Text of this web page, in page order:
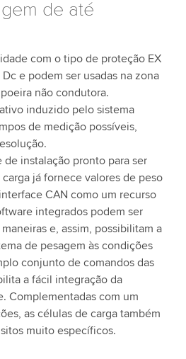
de até
com o tipo de proteção EX
Dc e podem ser usadas na zona
não condutora.
induzido pelo sistema
de medição possíveis,
instalação pronto para ser
já fornece valores de peso
CAN como um recurso
integrados podem ser
e, assim, possibilitam a
de pesagem às condições
conjunto de comandos das
a fácil integração da
Complementadas com um
as células de carga também
muito específicos.